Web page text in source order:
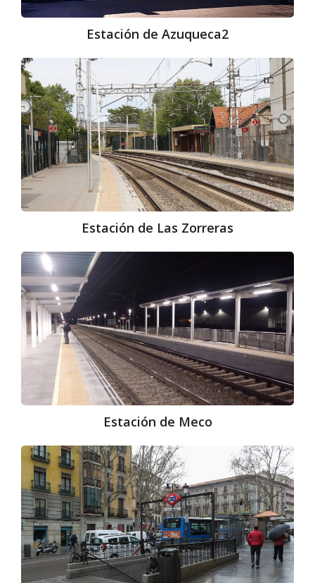
Estación de Azuqueca2​
Estación
de
Las
Zorreras
Estación de Las Zorreras
Meco
Estación de Meco
Estación
de
Latina